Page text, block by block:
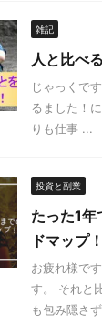
雑記
人と比べ
じゃっくで
るました！
りも仕事 ...
投資と副業
たった1
ドマップ！
お疲れ様で
す。 それと
も包み隠さ